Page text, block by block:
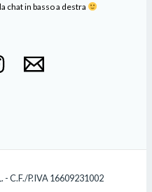
chat in basso a destra
- C.F./P.IVA 16609231002